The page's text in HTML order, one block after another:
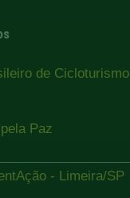
de Cicloturismo
Paz
- Limeira/SP